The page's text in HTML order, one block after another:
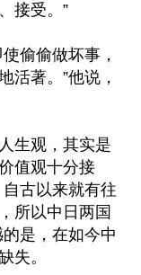
接受。”
偷偷做坏事，
活著。”他说，
生观，其实是
值观十分接
古以来就有往
所以中日两国
是，在如今中
失。